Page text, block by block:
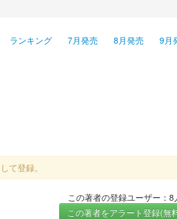
ランキング 7月発売 8月発売 9月
て登録。
この著者の登録ユーザー：8
この著者をアラート登録(無